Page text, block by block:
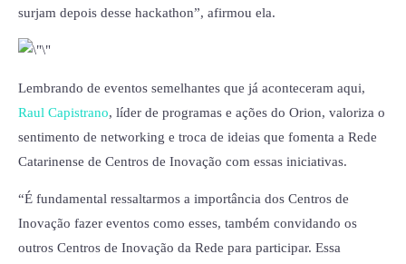
surjam depois desse hackathon”, afirmou ela.
Lembrando de eventos semelhantes que já aconteceram aqui,
Raul Capistrano, líder de programas e ações do Orion, valoriza o
sentimento de networking e troca de ideias que fomenta a Rede
Catarinense de Centros de Inovação com essas iniciativas.
“É fundamental ressaltarmos a importância dos Centros de
Inovação fazer eventos como esses, também convidando os
outros Centros de Inovação da Rede para participar. Essa